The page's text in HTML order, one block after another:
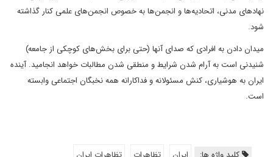
نهادهای مدنی، اتحادیه‌ها و انجمن‌ها به خصوص انجمن‌های علمی کنار گذاشته
شود.
میدان دادن به افرادی که صدای آنها (حتی برای بخش‌های کوچکی از جامعه)
شنیدنی است به آرام شدن شرایط و منطقی شدن مطالبات خواهد انجامید. آینده
ایران به هوشیاری، کنش مسئولانه و فداکارانه همه نخبگان اجتماعی وابسته
است.